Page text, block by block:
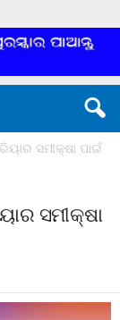
ସମୀକ୍ଷା ପାଇଁ
ସମୀକ୍ଷା